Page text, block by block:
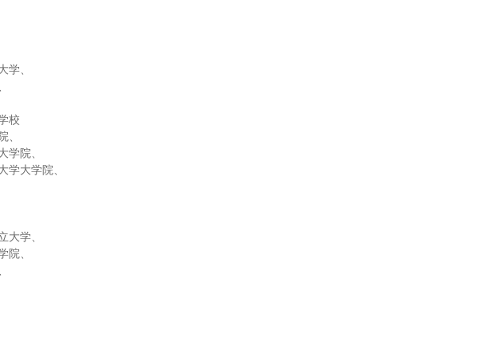
学、
校
、
学院、
学大学院、
大学、
院、